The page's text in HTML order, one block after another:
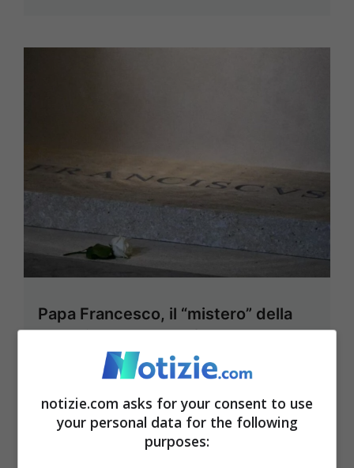
Papa Francesco, il “mistero” della
rosa bianca sempre fresca: ecco
cosa significa e perché ce n’è una
anche sulla sua lapide
28 Aprile 2025 - 09:06
notizie.com asks for your consent to use
your personal data for the following
purposes: